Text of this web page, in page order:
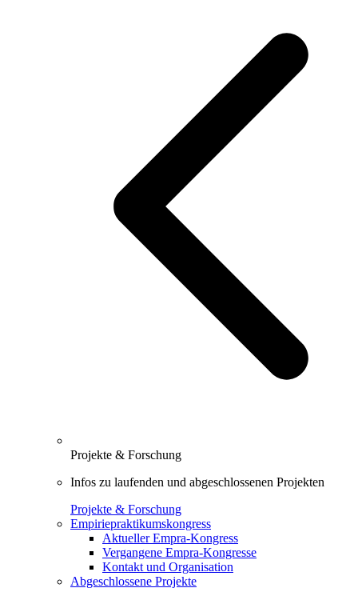
Projekte & Forschung
Infos zu laufenden und abgeschlossenen Projekten
Projekte & Forschung
Empiriepraktikumskongress
Aktueller Empra-Kongress
Vergangene Empra-Kongresse
Kontakt und Organisation
Abgeschlossene Projekte